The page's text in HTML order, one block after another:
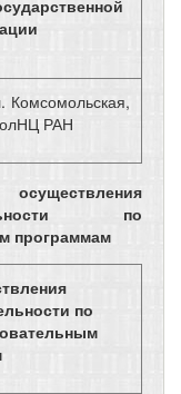
Комсомольская,
РАН
по
программам
по